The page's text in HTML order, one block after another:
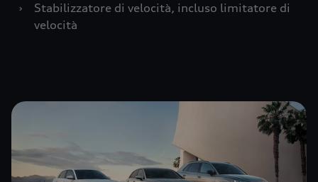
›
Stabilizzatore di velocità, incluso limitatore di
velocità